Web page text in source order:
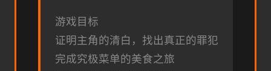
游戏目标
证明主角的清白，找出真正的罪犯
完成究极菜单的美食之旅